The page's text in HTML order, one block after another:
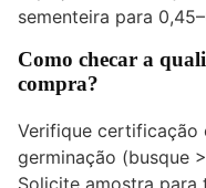
sementeira para
Como checar a
compra?
Verifique certificação
germinação (busque